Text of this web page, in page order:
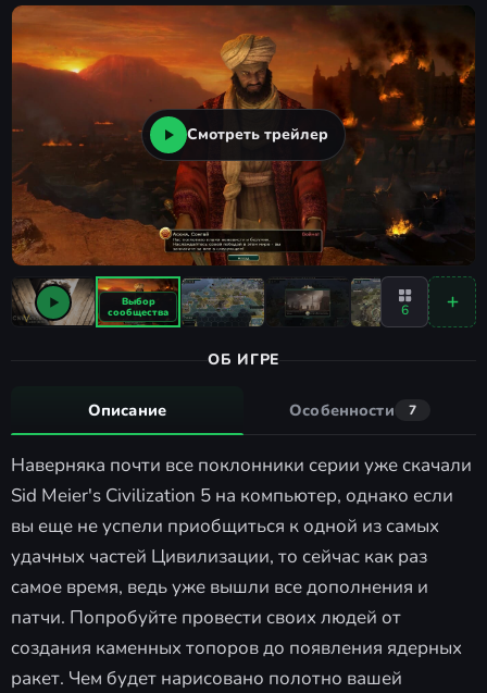
Смотреть трейлер
6
ОБ ИГРЕ
Описание Особенности 7
Наверняка почти все поклонники серии уже скачали
Sid Meier's Civilization 5 на компьютер, однако если
вы еще не успели приобщиться к одной из самых
удачных частей Цивилизации, то сейчас как раз
самое время, ведь уже вышли все дополнения и
патчи. Попробуйте провести своих людей от
создания каменных топоров до появления ядерных
ракет. Чем будет нарисовано полотно вашей